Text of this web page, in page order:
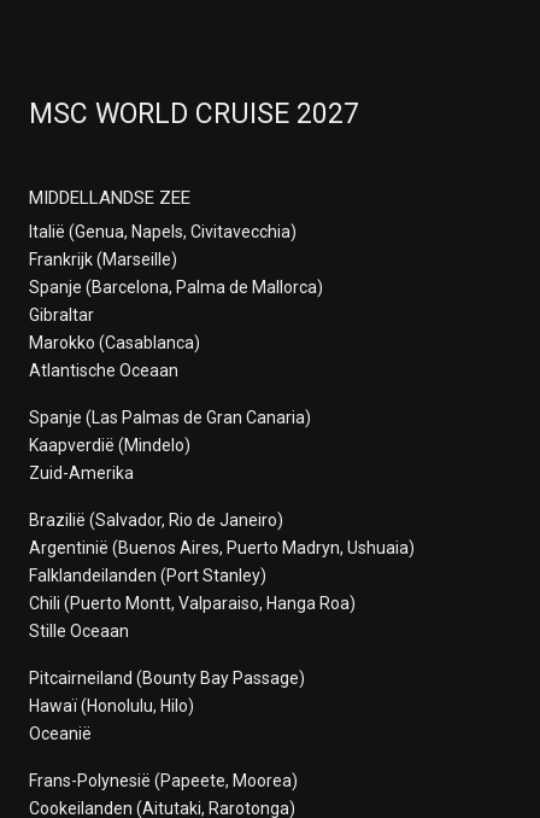
MSC WORLD CRUISE 2027
MIDDELLANDSE ZEE
Italië (Genua, Napels, Civitavecchia)
Frankrijk (Marseille)
Spanje (Barcelona, Palma de Mallorca)
Gibraltar
Marokko (Casablanca)
Atlantische Oceaan
Spanje (Las Palmas de Gran Canaria)
Kaapverdië (Mindelo)
Zuid-Amerika
Brazilië (Salvador, Rio de Janeiro)
Argentinië (Buenos Aires, Puerto Madryn, Ushuaia)
Falklandeilanden (Port Stanley)
Chili (Puerto Montt, Valparaiso, Hanga Roa)
Stille Oceaan
Pitcairneiland (Bounty Bay Passage)
Hawaï (Honolulu, Hilo)
Oceanië
Frans-Polynesië (Papeete, Moorea)
Cookeilanden (Aitutaki, Rarotonga)